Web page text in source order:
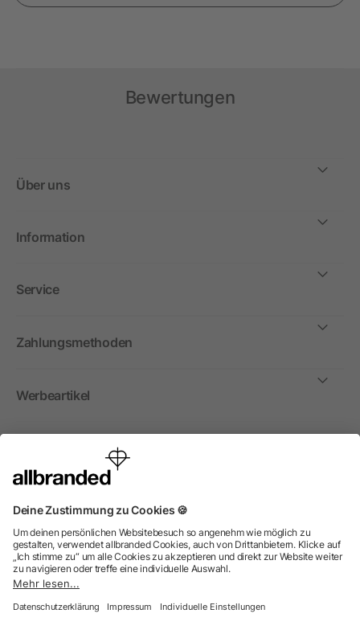
Bewertungen
Über uns
Information
Service
Zahlungsmethoden
Werbeartikel
International
Wir verkaufen Werbeartikel, Werbemittel und